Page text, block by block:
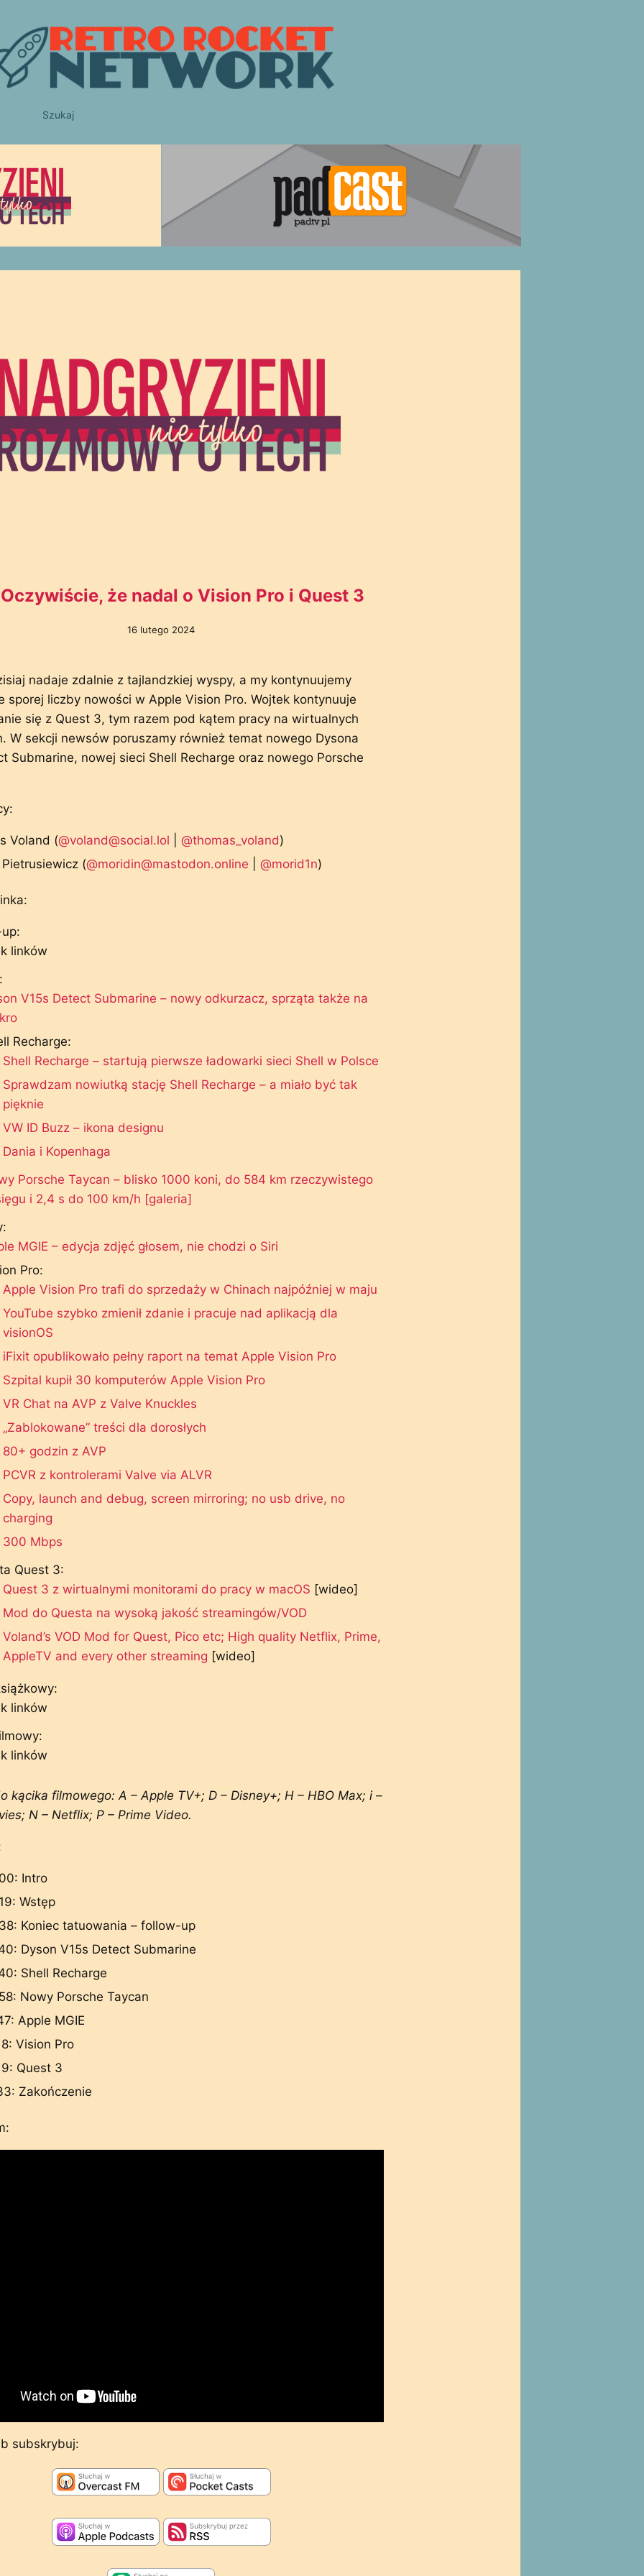
Szukaj
że nadal o Vision Pro i Quest 3
16 lutego 2024
nadaje zdalnie z tajlandzkiej wyspy, a my kontynuujemy
sporej liczby nowości w Apple Vision Pro. Wojtek kontynuuje
się z Quest 3, tym razem pod kątem pracy na wirtualnych
W sekcji newsów poruszamy również temat nowego Dysona
Submarine, nowej sieci Shell Recharge oraz nowego Porsche
Voland (@voland@social.lol @thomas_voland)
(@moridin@mastodon.online @morid1n)
linków
V15s Detect Submarine – nowy odkurzacz, sprząta także na
Recharge:
Shell Recharge – startują pierwsze ładowarki sieci Shell w Polsce
Sprawdzam nowiutką stację Shell Recharge – a miało być tak
pięknie
VW ID Buzz – ikona designu
Dania i Kopenhaga
Porsche Taycan – blisko 1000 koni, do 584 km rzeczywistego
i 2,4 s do 100 km/h [galeria]
MGIE – edycja zdjęć głosem, nie chodzi o Siri
Pro:
Apple Vision Pro trafi do sprzedaży w Chinach najpóźniej w maju
YouTube szybko zmienił zdanie i pracuje nad aplikacją dla
visionOS
iFixit opublikowało pełny raport na temat Apple Vision Pro
Szpital kupił 30 komputerów Apple Vision Pro
VR Chat na AVP z Valve Knuckles
„Zablokowane” treści dla dorosłych
80+ godzin z AVP
PCVR z kontrolerami Valve via ALVR
Copy, launch and debug, screen mirroring; no usb drive, no
charging
300 Mbps
Quest 3:
Quest 3 z wirtualnymi monitorami do pracy w macOS [wideo]
Mod do Questa na wysoką jakość streamingów/VOD
Voland’s VOD Mod for Quest, Pico etc; High quality Netflix, Prime,
AppleTV and every other streaming [wideo]
linków
linków
kącika filmowego: A – Apple TV+; D – Disney+; H – HBO Max; i –
N – Netflix; P – Prime Video.
Intro
Wstęp
Koniec tatuowania – follow-up
Dyson V15s Detect Submarine
Shell Recharge
Nowy Porsche Taycan
Apple MGIE
Vision Pro
Quest 3
Zakończenie
subskrybuj: